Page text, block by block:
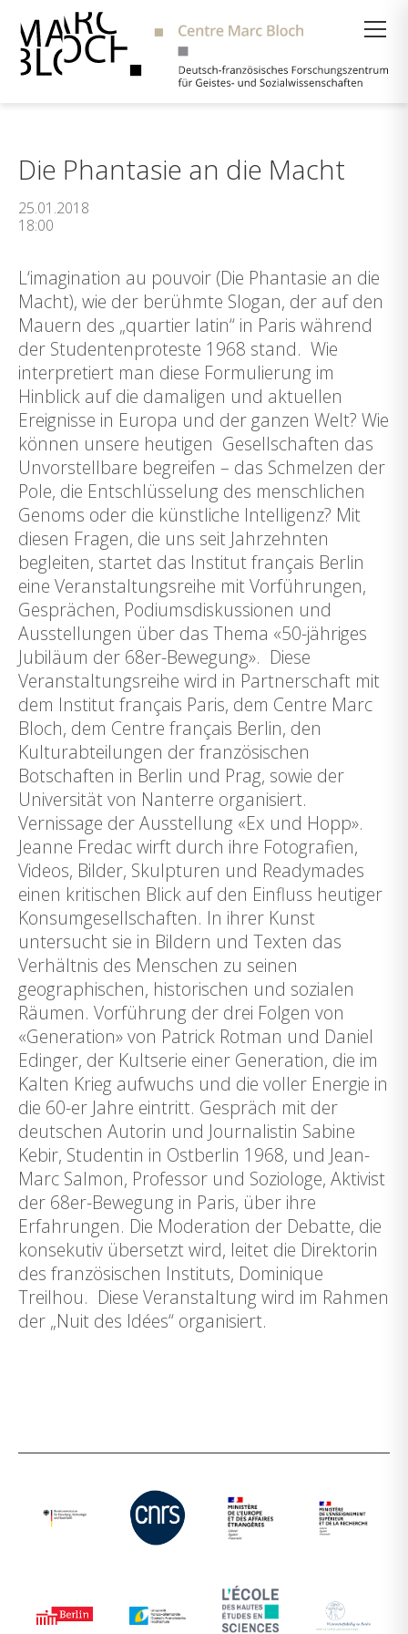
Die Phantasie an die Macht
25.01.2018
18:00
L‘imagination au pouvoir (Die Phantasie an die
Macht), wie der berühmte Slogan, der auf den
Mauern des „quartier latin“ in Paris während
der Studentenproteste 1968 stand. Wie
interpretiert man diese Formulierung im
Hinblick auf die damaligen und aktuellen
Ereignisse in Europa und der ganzen Welt? Wie
können unsere heutigen Gesellschaften das
Unvorstellbare begreifen – das Schmelzen der
Pole, die Entschlüsselung des menschlichen
Genoms oder die künstliche Intelligenz? Mit
diesen Fragen, die uns seit Jahrzehnten
begleiten, startet das Institut français Berlin
eine Veranstaltungsreihe mit Vorführungen,
Gesprächen, Podiumsdiskussionen und
Ausstellungen über das Thema «50-jähriges
Jubiläum der 68er-Bewegung». Diese
Veranstaltungsreihe wird in Partnerschaft mit
dem Institut français Paris, dem Centre Marc
Bloch, dem Centre français Berlin, den
Kulturabteilungen der französischen
Botschaften in Berlin und Prag, sowie der
Universität von Nanterre organisiert.
Vernissage der Ausstellung «Ex und Hopp».
Jeanne Fredac wirft durch ihre Fotografien,
Videos, Bilder, Skulpturen und Readymades
einen kritischen Blick auf den Einfluss heutiger
Konsumgesellschaften. In ihrer Kunst
untersucht sie in Bildern und Texten das
Verhältnis des Menschen zu seinen
geographischen, historischen und sozialen
Räumen. Vorführung der drei Folgen von
«Generation» von Patrick Rotman und Daniel
Edinger, der Kultserie einer Generation, die im
Kalten Krieg aufwuchs und die voller Energie in
die 60-er Jahre eintritt. Gespräch mit der
deutschen Autorin und Journalistin Sabine
Kebir, Studentin in Ostberlin 1968, und Jean-
Marc Salmon, Professor und Soziologe, Aktivist
der 68er-Bewegung in Paris, über ihre
Erfahrungen. Die Moderation der Debatte, die
konsekutiv übersetzt wird, leitet die Direktorin
des französischen Instituts, Dominique
Treilhou. Diese Veranstaltung wird im Rahmen
der „Nuit des Idées“ organisiert.